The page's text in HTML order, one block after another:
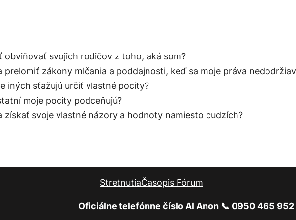
obviňovať svojich rodičov z toho, aká som?
prelomiť zákony mlčania a poddajnosti, keď sa moje práva
iných sťažujú určiť vlastné pocity?
moje pocity podceňujú?
získať svoje vlastné názory a hodnoty namiesto cudzích?
StretnutiaČasopis Fórum
Oficiálne telefónne číslo Al Anon 📞 0950 465 952